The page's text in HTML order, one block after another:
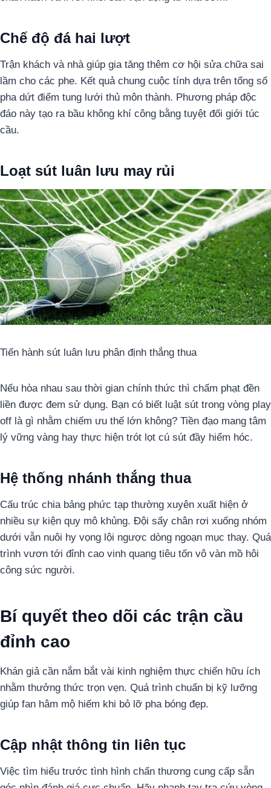
Chế độ đá hai lượt
Trận khách và nhà giúp gia tăng thêm cơ hội sửa chữa sai
lầm cho các phe. Kết quả chung cuộc tính dựa trên tổng số
pha dứt điểm tung lưới thủ môn thành. Phương pháp độc
đáo này tạo ra bầu không khí công bằng tuyệt đối giới túc
cầu.
Loạt sút luân lưu may rủi
Tiến hành sút luân lưu phân định thắng thua
Nếu hòa nhau sau thời gian chính thức thì chấm phạt đền
liền được đem sử dụng. Bạn có biết luật sút trong vòng play
off là gì nhằm chiếm ưu thế lớn không? Tiền đạo mang tâm
lý vững vàng hay thực hiện trót lọt cú sút đầy hiểm hóc.
Hệ thống nhánh thắng thua
Cấu trúc chia bảng phức tạp thường xuyên xuất hiện ở
nhiều sự kiện quy mô khủng. Đội sẩy chân rơi xuống nhóm
dưới vẫn nuôi hy vọng lội ngược dòng ngoạn mục thay. Quá
trình vươn tới đỉnh cao vinh quang tiêu tốn vô vàn mồ hôi
công sức người.
Bí quyết theo dõi các trận cầu
đỉnh cao
Khán giả cần nắm bắt vài kinh nghiệm thực chiến hữu ích
nhằm thưởng thức trọn vẹn. Quá trình chuẩn bị kỹ lưỡng
giúp fan hâm mộ hiếm khi bỏ lỡ pha bóng đẹp.
Cập nhật thông tin liên tục
Việc tìm hiểu trước tình hình chấn thương cung cấp sẵn